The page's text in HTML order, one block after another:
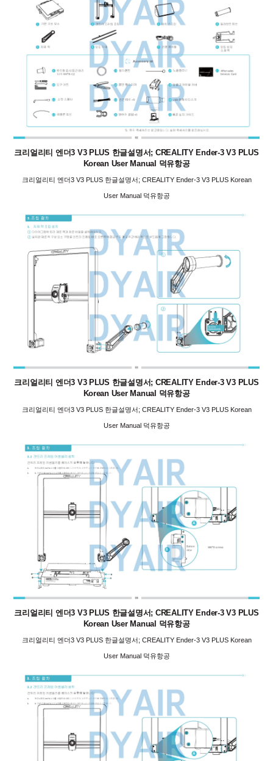
크리얼리티 엔더3 V3 PLUS 한글설명서; CREALITY Ender-3 V3 PLUS
Korean User Manual 덕유항공
크리얼리티 엔더3 V3 PLUS 한글설명서; CREALITY Ender-3 V3 PLUS Korean
User Manual 덕유항공
크리얼리티 엔더3 V3 PLUS 한글설명서; CREALITY Ender-3 V3 PLUS
Korean User Manual 덕유항공
크리얼리티 엔더3 V3 PLUS 한글설명서; CREALITY Ender-3 V3 PLUS Korean
User Manual 덕유항공
크리얼리티 엔더3 V3 PLUS 한글설명서; CREALITY Ender-3 V3 PLUS
Korean User Manual 덕유항공
크리얼리티 엔더3 V3 PLUS 한글설명서; CREALITY Ender-3 V3 PLUS Korean
User Manual 덕유항공